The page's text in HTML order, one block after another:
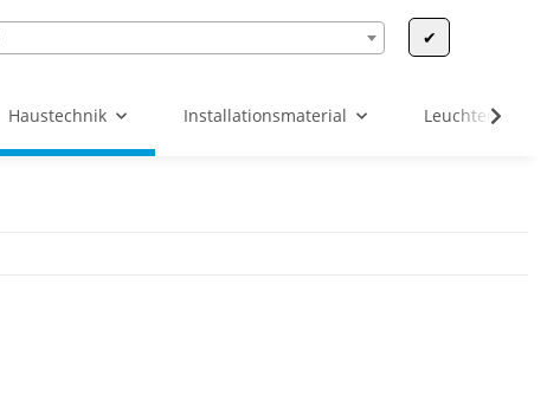
✔
Haustechnik Installationsmaterial Leuchten &